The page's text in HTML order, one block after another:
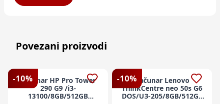
Povezani proizvodi
-10%
Računar HP Pro Tower
290 G9 /i3-
13100/8GB/512GB
-10%Računar Lenovo
ThinkCentre neo 50s G6
DOS/U3-205/8GB/512GB